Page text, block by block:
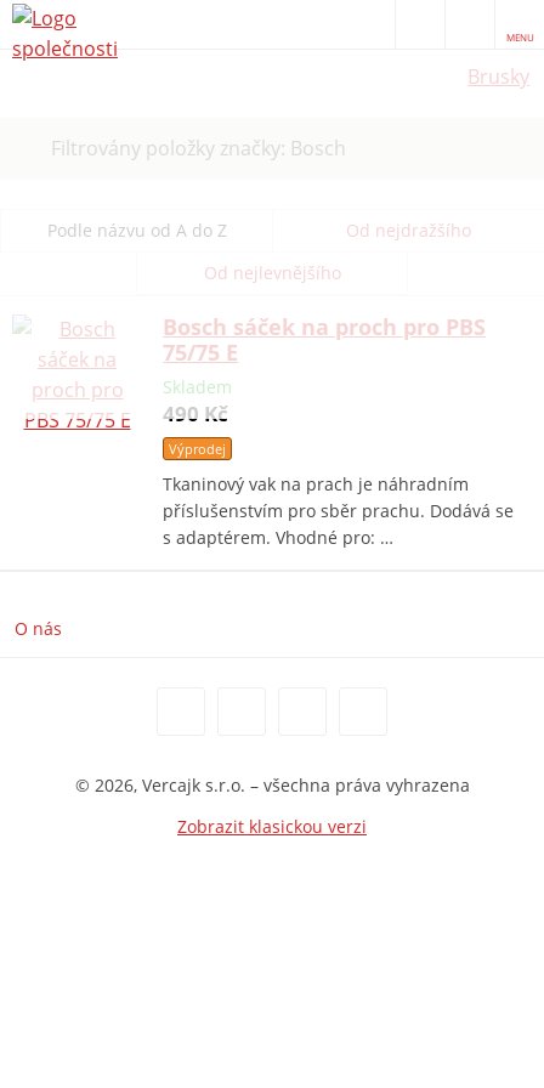
MENU
Brusky
Filtrovány položky značky: Bosch
Podle názvu od A do Z
Od nejdražšího
Od nejlevnějšího
Bosch sáček na proch pro PBS
75/75 E
Skladem
490 Kč
Výprodej
Tkaninový vak na prach je náhradním
příslušenstvím pro sběr prachu. Dodává se
s adaptérem. Vhodné pro: …
O nás
© 2026, Vercajk s.r.o. – všechna práva vyhrazena
Zobrazit klasickou verzi